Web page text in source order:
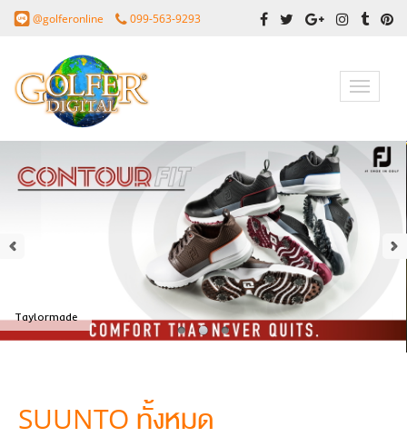
@golferonline 099-563-9293
Toggle
Taylormade
SUUNTO ทั้งหมด